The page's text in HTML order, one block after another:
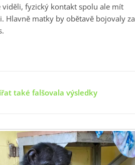
viděli, fyzický kontakt spolu ale mít
Hlavně matky by obětavě bojovaly za
také falšovala výsledky